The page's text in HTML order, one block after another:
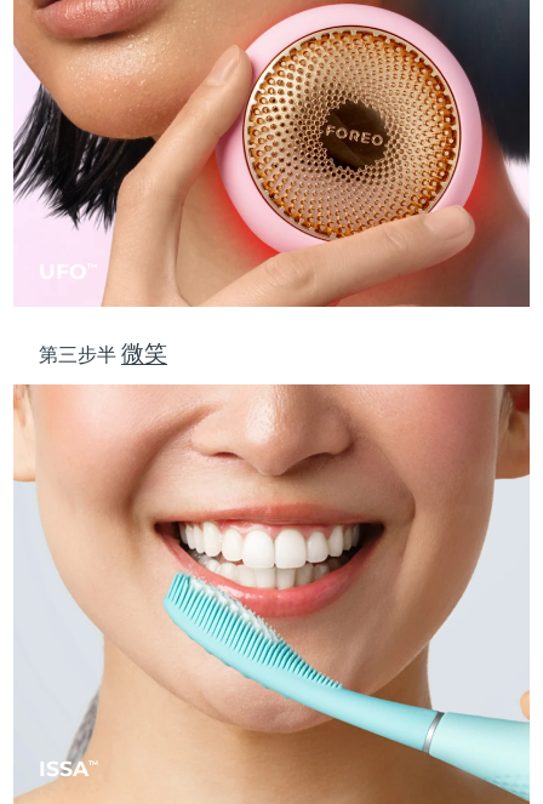
UFO TM
ISSATM
第三步半微笑
斯洛伐克 預計送達日期08/08/2026
斯洛維尼亞 預計送達日期08/08/2026
南非 預計送達日期16/08/2026
南韓 預計送達日期10/08/2026
預計送達日期08/08/2026
瑞典 預計送達日期08/08/2026
瑞士
預計送達日期
泰國 預計送達日期 12/08/2026
土耳其 預計送達日期09/08/2026
阿拉伯聯合大公國 預計送達日期 09/08/2026
08/08/2026
預計送達日期09/08/2026
烏茲別克 13/08/2026